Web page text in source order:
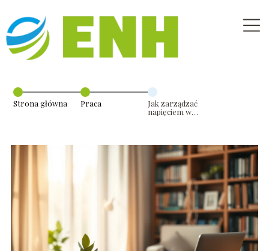
Strona główna Praca
Jak zarządzać
napięciem w